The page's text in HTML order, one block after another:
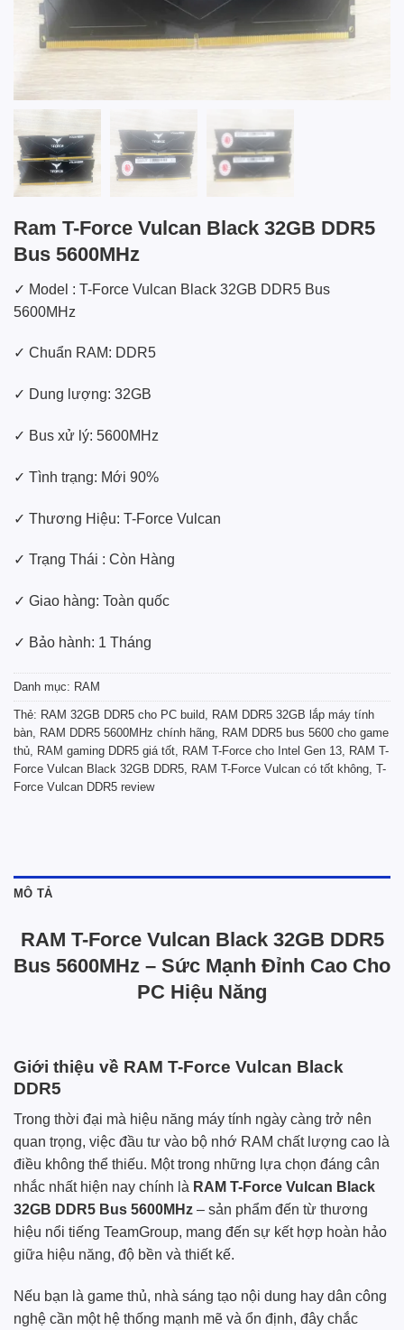
Ram T-Force Vulcan Black 32GB DDR5
Bus 5600MHz
✓ Model : T-Force Vulcan Black 32GB DDR5 Bus
5600MHz
✓ Chuẩn RAM: DDR5
✓ Dung lượng: 32GB
✓ Bus xử lý: 5600MHz
✓ Tình trạng: Mới 90%
✓ Thương Hiệu: T-Force Vulcan
✓ Trạng Thái : Còn Hàng
✓ Giao hàng: Toàn quốc
✓ Bảo hành: 1 Tháng
Danh mục: RAM
Thẻ: RAM 32GB DDR5 cho PC build
RAM DDR5 32GB lắp máy tính
bàn
RAM DDR5 5600MHz chính hãng
RAM DDR5 bus 5600 cho game
thủ
RAM gaming DDR5 giá tốt RAM T-Force cho Intel Gen 13
RAM T-
Force Vulcan Black 32GB DDR5
RAM T-Force Vulcan có tốt không T-
Force Vulcan DDR5 review
MÔ TẢ
RAM T-Force Vulcan Black 32GB DDR5
Bus 5600MHz – Sức Mạnh Đỉnh Cao Cho
PC Hiệu Năng
Giới thiệu về RAM T-Force Vulcan Black
DDR5
Trong thời đại mà hiệu năng máy tính ngày càng trở nên
quan trọng, việc đầu tư vào bộ nhớ RAM chất lượng cao là
điều không thể thiếu. Một trong những lựa chọn đáng cân
nhắc nhất hiện nay chính là RAM T-Force Vulcan Black
32GB DDR5 Bus 5600MHz – sản phẩm đến từ thương
hiệu nổi tiếng TeamGroup, mang đến sự kết hợp hoàn hảo
giữa hiệu năng, độ bền và thiết kế.
Nếu bạn là game thủ, nhà sáng tạo nội dung hay dân công
nghệ cần một hệ thống mạnh mẽ và ổn định, đây chắc